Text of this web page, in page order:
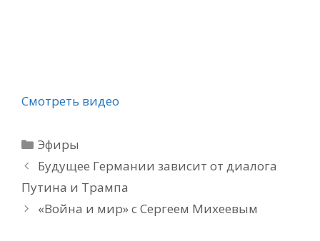
Смотреть видео
Рубрики
Эфиры
Будущее Германии зависит от диалога
Путина и Трампа
«Война и мир» с Сергеем Михеевым